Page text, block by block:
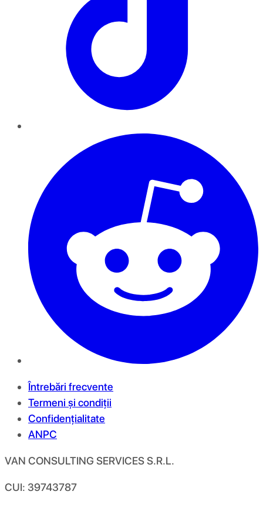
Întrebări frecvente
Termeni și condiții
Confidențialitate
ANPC
VAN CONSULTING SERVICES S.R.L.
CUI: 39743787